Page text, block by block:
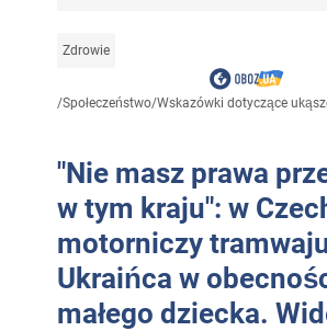
Zdrowie
/Społeczeństwo/Wskazówki dotyczące
"Nie masz prawa
w tym kraju": w
motorniczy
Ukraińca w
małego dziecka.